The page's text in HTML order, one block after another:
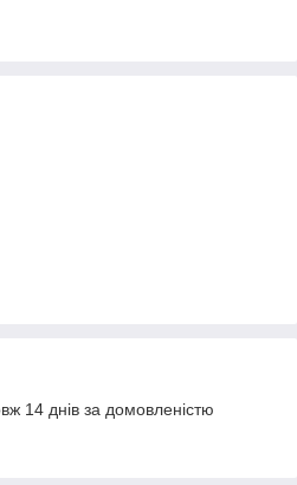
14 днів за домовленістю